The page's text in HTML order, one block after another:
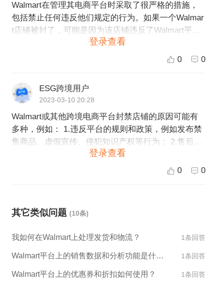
Walmart在管理其电商平台时采取了很严格的措施，
包括禁止任何违反他们规定的行为。如果一个Walmar
t店铺被封了，可能是因为该店铺违反了Walmart平台
的某些规定，如售卖违禁商品、不良行为等。如果您
的店铺被封，您可以参考Walmart平台的规定并尝试
定，以确保您的店铺能在Walmart平台上长期稳定运
营。
登录查看
0 0
ESG跨境用户
2023-03-10 20:28
Walmart或其他跨境电商平台封禁店铺的原因可能有
多种，例如： 1.违反平台的规则和政策，例如发布禁
售商品、虚假宣传、侵犯知识产权等行为； 2.售后服
务不佳，如未能及时解决消费者的投诉和问题； 3.长
期被举报或负面评价，对平台声誉造成负面影响； 4.
时，严格按照平台的规定和流程进行申诉和解封处
帮助客户更好地管理店铺，遵守平台规则，保持账户
安全和正常经营。欢迎您选择ESG跨境作为您的跨境
登录查看
0 0
其它类似问题 (10条)
我如何在Walmart上处理发货和物流？ 1条回答
Walmart平台上的销售数据和分析功能是什么？ 1条回答
Walmart平台上的优惠券和折扣如何使用？ 1条回答